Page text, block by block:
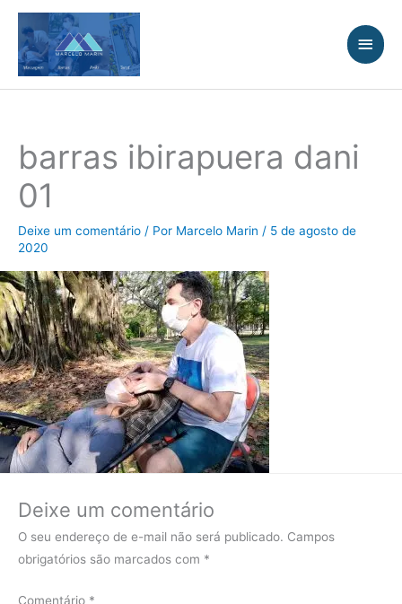
para
conteúdo
barras ibirapuera dani
01
Deixe um comentário / Por Marcelo Marin / 5 de agosto de
2020
Deixe um comentário
O seu endereço de e-mail não será publicado. Campos
obrigatórios são marcados com *
Comentário *